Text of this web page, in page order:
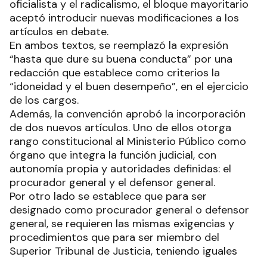
oficialista y el radicalismo, el bloque mayoritario
aceptó introducir nuevas modificaciones a los
artículos en debate.
En ambos textos, se reemplazó la expresión
“hasta que dure su buena conducta” por una
redacción que establece como criterios la
“idoneidad y el buen desempeño”, en el ejercicio
de los cargos.
Además, la convención aprobó la incorporación
de dos nuevos artículos. Uno de ellos otorga
rango constitucional al Ministerio Público como
órgano que integra la función judicial, con
autonomía propia y autoridades definidas: el
procurador general y el defensor general.
Por otro lado se establece que para ser
designado como procurador general o defensor
general, se requieren las mismas exigencias y
procedimientos que para ser miembro del
Superior Tribunal de Justicia, teniendo iguales